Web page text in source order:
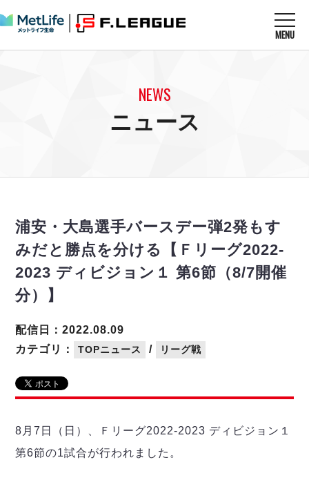
MENU
U-23選抜
メディア情報
フットサル日本代表
その他
戦績表
警告・退場・出場停止選手
個人ランキング｜ゴール
個人ランキング｜シュート
個人ランキング｜シュート成功率
メットライフ生命Ｆ２リーグ
試合日程
戦績表
警告・退場・出場停止選手
個人ランキング｜ゴール
エスポラーダ北海道
バルドラール浦安
フウガドールすみだ
しながわシティ
ペスカドーラ町田
湘南ベルマーレ
名古屋オーシャンズ
シュライカー大阪
バサジィ大分
アリーナ情報 ARENA
リーグ概要
日本フットサルリーグについて
リーグ要項
クラブライセンス関連
過去の記録 ARCHIVE
過去の試合記録
ディビジョン1 試合記録
ディビジョン2 試合記録
ABeam AWARD
DIVISION 01
NEWS
ニュース
浦安・大島選手バースデー弾2発もす
みだと勝点を分ける【Ｆリーグ2022-
2023 ディビジョン１ 第6節（8/7開催
分）】
カテゴリ： TOPニュース / リーグ戦
配信日：2022.08.09
8月7日（日）、Ｆリーグ2022-2023 ディビジョン１
第6節の1試合が行われました。